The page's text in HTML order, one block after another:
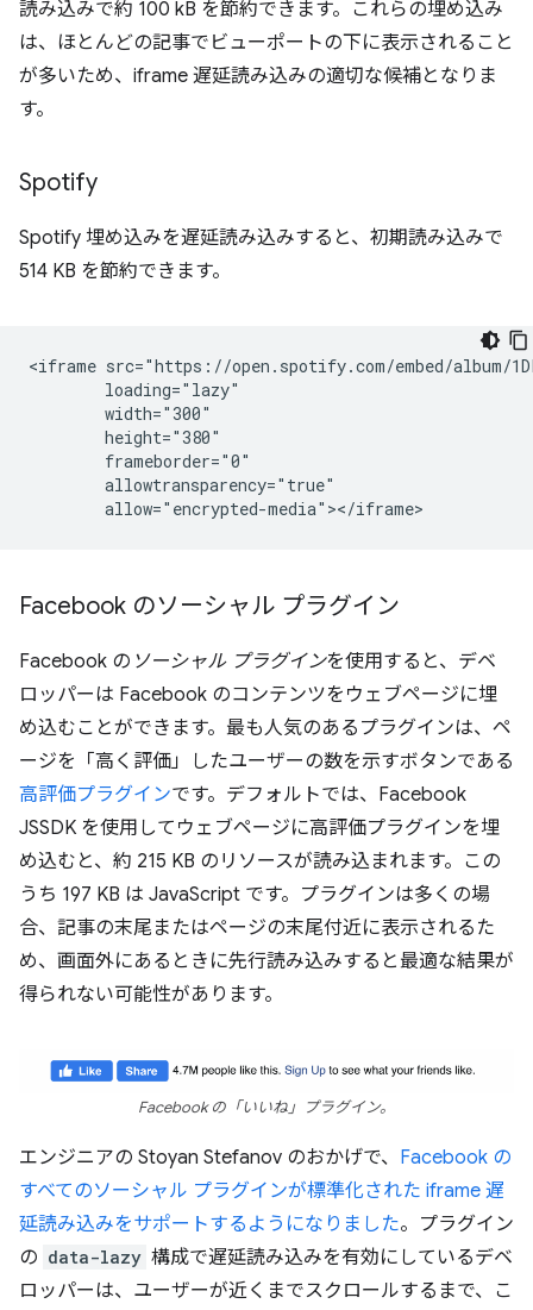
読み込みで約 100 kB を節約できます。これらの埋め込み
は、ほとんどの記事でビューポートの下に表示されること
が多いため、iframe 遅延読み込みの適切な候補となりま
す。
Spotify
Spotify 埋め込みを遅延読み込みすると、初期読み込みで
514 KB を節約できます。
<iframe src="https://open.spotify.com/embed/album/
        loading="lazy"
        width="300"
        height="380"
        frameborder="0"
        allowtransparency="true"
Facebook のソーシャル プラグイン
Facebook の ソーシャル プラグインを使用すると、デベ
ロッパーは Facebook のコンテンツをウェブページに埋
め込むことができます。最も人気のあるプラグインは、ペ
ージを「高く評価」したユーザーの数を示すボタンである
高評価プラグインです。デフォルトでは、Facebook
JSSDK を使用してウェブページに高評価プラグインを埋
め込むと、約 215 KB のリソースが読み込まれます。この
うち 197 KB は JavaScript です。プラグインは多くの場
合、記事の末尾またはページの末尾付近に表示されるた
め、画面外にあるときに先行読み込みすると最適な結果が
得られない可能性があります。
Facebook の「いいね」プラグイン。
エンジニアの Stoyan Stefanov のおかげで、 Facebook の
すべてのソーシャル プラグインが標準化された iframe 遅
延読み込みをサポートするようになりました。プラグイン
の data-lazy 構成で遅延読み込みを有効にしているデベ
ロッパーは、ユーザーが近くまでスクロールするまで、こ